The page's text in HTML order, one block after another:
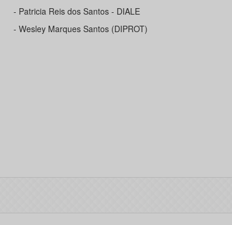
- Patricia Reis dos Santos - DIALE
- Wesley Marques Santos (DIPROT)